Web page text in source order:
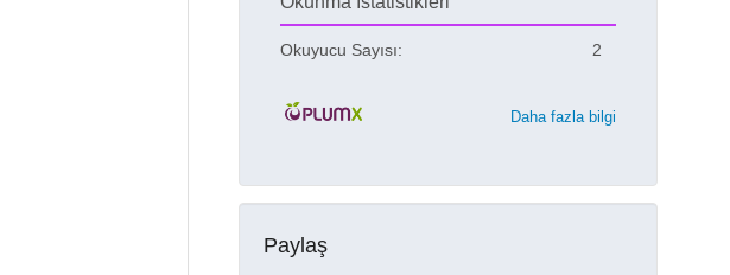
Okuyucu Sayısı: 2
Daha fazla bilgi
Paylaş